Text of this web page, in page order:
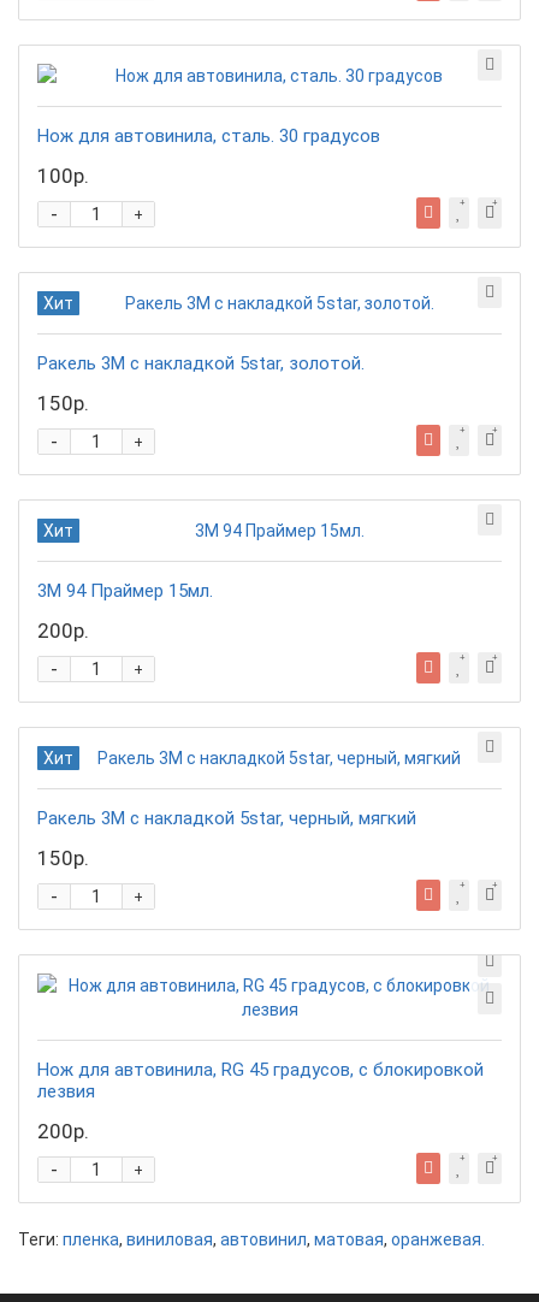
Нож для автовинила, сталь. 30 градусов
100р.
+
-
Хит
Ракель 3М с накладкой 5star, золотой.
150р.
+
-
Хит
3М 94 Праймер 15мл.
200р.
+
-
Хит
Ракель 3М с накладкой 5star, черный, мягкий
150р.
+
-
Нож для автовинила, RG 45 градусов, с блокировкой
лезвия
200р.
+
-
Теги: пленка, виниловая, автовинил, матовая, оранжевая.